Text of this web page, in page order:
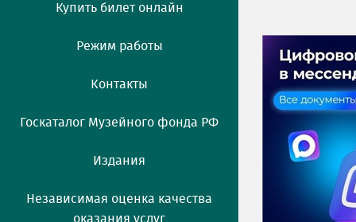
Купить билет онлайн
Режим работы
Контакты
Госкаталог Музейного фонда РФ
Издания
Независимая оценка качества
оказания услуг